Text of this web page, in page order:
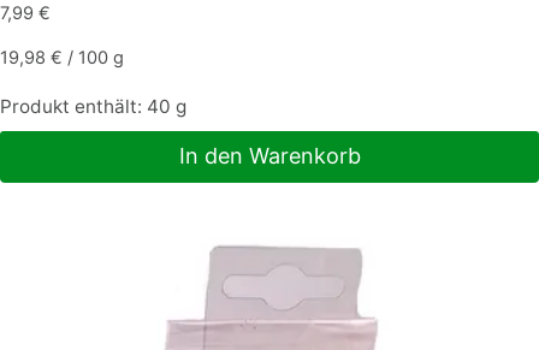
7,99 €
19,98 € / 100 g
Produkt enthält: 40 g
In den Warenkorb